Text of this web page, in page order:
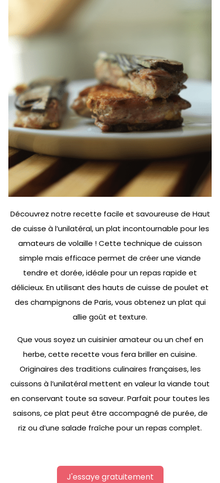
Découvrez notre recette facile et savoureuse de Haut
de cuisse à l’unilatéral, un plat incontournable pour les
amateurs de volaille ! Cette technique de cuisson
simple mais efficace permet de créer une viande
tendre et dorée, idéale pour un repas rapide et
délicieux. En utilisant des hauts de cuisse de poulet et
des champignons de Paris, vous obtenez un plat qui
allie goût et texture.
Que vous soyez un cuisinier amateur ou un chef en
herbe, cette recette vous fera briller en cuisine.
Originaires des traditions culinaires françaises, les
cuissons à l’unilatéral mettent en valeur la viande tout
en conservant toute sa saveur. Parfait pour toutes les
saisons, ce plat peut être accompagné de purée, de
riz ou d’une salade fraîche pour un repas complet.
J'essaye gratuitement